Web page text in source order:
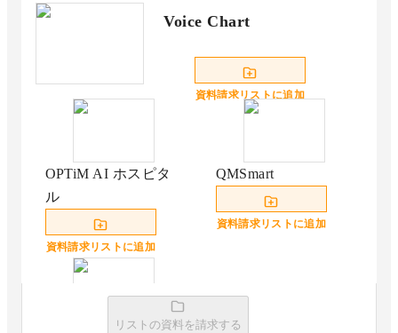
Voice Chart
資料請求リストに追加
OPTiM AI ホスピタ
ル
資料請求リストに追加
QMSmart
資料請求リストに追加
リストの資料を請求する